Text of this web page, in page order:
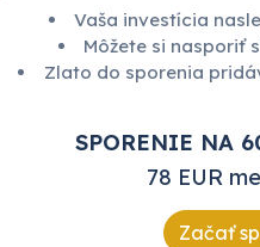
Vaša investícia
Môžete si nasporiť
Zlato do sporenia
SPORENIE NA
78 EUR
Začať